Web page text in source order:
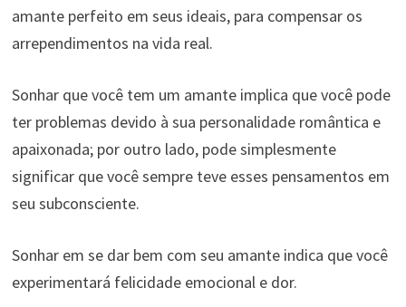
amante perfeito em seus ideais, para compensar os
arrependimentos na vida real.
Sonhar que você tem um amante implica que você pode
ter problemas devido à sua personalidade romântica e
apaixonada; por outro lado, pode simplesmente
significar que você sempre teve esses pensamentos em
seu subconsciente.
Sonhar em se dar bem com seu amante indica que você
experimentará felicidade emocional e dor.